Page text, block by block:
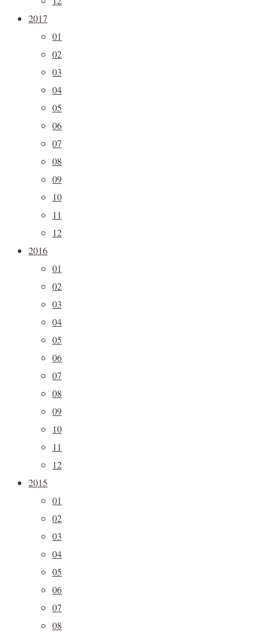
2017
01
02
03
04
05
06
07
08
09
10
11
12
2016
01
02
03
04
05
06
07
08
09
10
11
12
2015
01
02
03
04
05
06
07
08